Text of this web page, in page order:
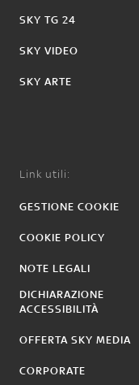
SKY TG 24
SKY VIDEO
SKY ARTE
Link utili:
GESTIONE COOKIE
COOKIE POLICY
NOTE LEGALI
DICHIARAZIONE
ACCESSIBILITÀ
OFFERTA SKY MEDIA
CORPORATE